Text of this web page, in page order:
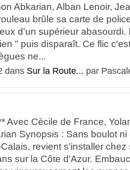
Abkarian, Alban Lenoir,
brûle sa carte de
d'un supérieur abasourdi.
" puis disparaît. Ce flic
ne...
dans Sur la Route... par
Avec Cécile de France,
Synopsis : Sans boulot
revient s'installer
sur la Côte d'Azur.